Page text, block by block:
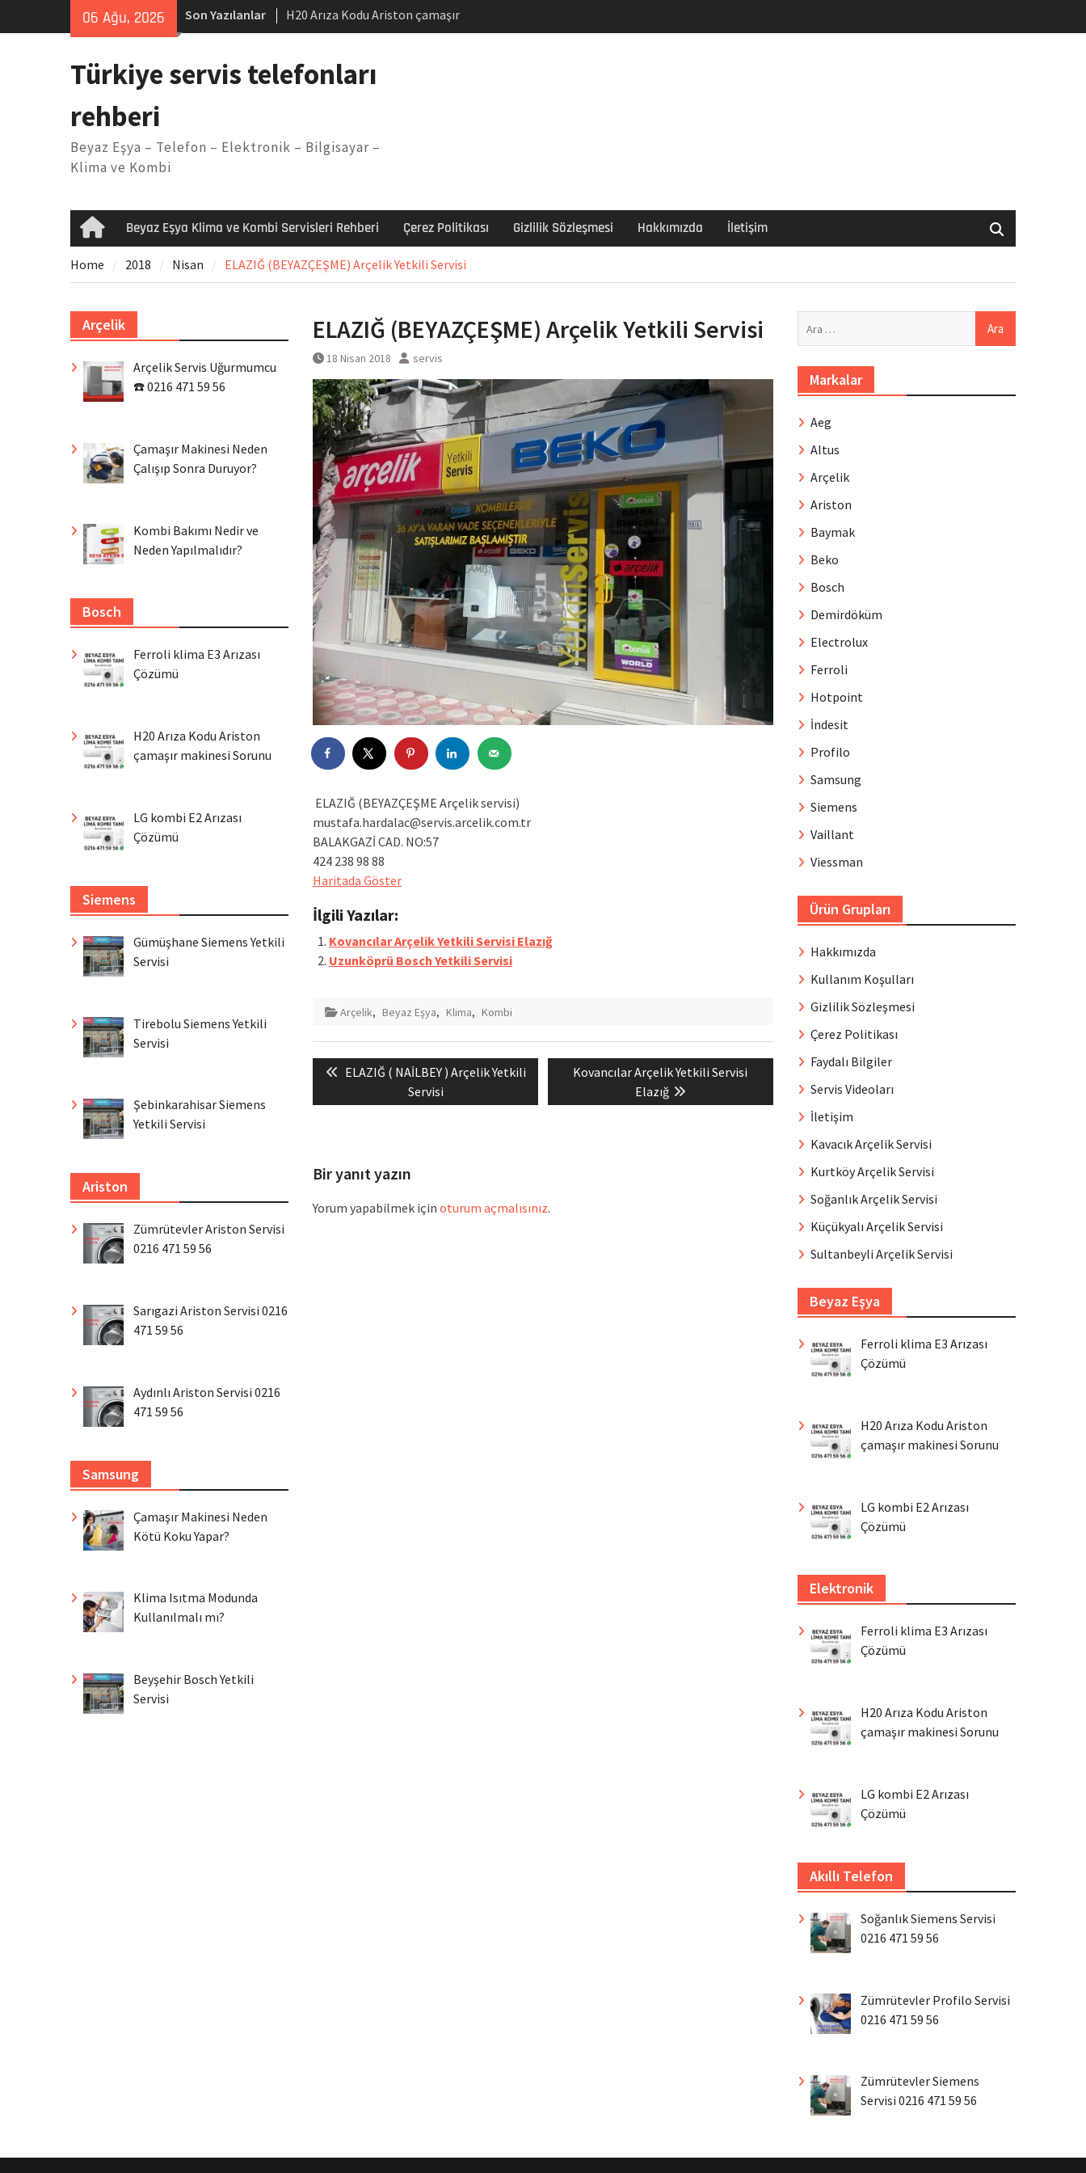
06 Ağu, 2026 Son Yazılanlar
H20 Arıza Kodu Ariston çamaşır
makinesi Sorunu
Arçelik buzdolabı F5 Hatası Çözüm
Ferroli klima E3 Arızası Çözümü
Türkiye servis telefonları
rehberi
Beyaz Eşya – Telefon – Elektronik – Bilgisayar –
Klima ve Kombi
HomeBeyaz Eşya Klima ve Kombi Servisleri Rehberi Çerez Politikası Gizlilik Sözleşmesi Hakkımızda İletişim
Home 2018 Nisan ELAZIĞ (BEYAZÇEŞME) Arçelik Yetkili Servisi
ELAZIĞ (BEYAZÇEŞME) Arçelik Yetkili Servisi
18 Nisan 2018 servis
ELAZIĞ (BEYAZÇEŞME Arçelik servisi)
mustafa.hardalac@servis.arcelik.com.tr
BALAKGAZİ CAD. NO:57
424 238 98 88
Haritada Göster
İlgili Yazılar:
Kovancılar Arçelik Yetkili Servisi Elazığ
Uzunköprü Bosch Yetkili Servisi
Arçelik, Beyaz Eşya, Klima, Kombi
Yazı
gezinmesi
Previous
ELAZIĞ ( NAİLBEY ) Arçelik Yetkili
Servisi
Next
Kovancılar Arçelik Yetkili Servisi
Elazığ
Bir yanıt yazın
Yorum yapabilmek için oturum açmalısınız.
Markalar
Aeg
Altus
Arçelik
Ariston
Baymak
Beko
Bosch
Demirdöküm
Electrolux
Ferroli
Hotpoint
İndesit
Profilo
Samsung
Siemens
Vaillant
Viessman
Ürün Grupları
Hakkımızda
Kullanım Koşulları
Gizlilik Sözleşmesi
Çerez Politikası
Faydalı Bilgiler
Servis Videoları
İletişim
Kavacık Arçelik Servisi
Kurtköy Arçelik Servisi
Soğanlık Arçelik Servisi
Küçükyalı Arçelik Servisi
Sultanbeyli Arçelik Servisi
Beyaz Eşya
Ferroli klima E3 Arızası
Çözümü
H20 Arıza Kodu Ariston
çamaşır makinesi Sorunu
LG kombi E2 Arızası
Çözümü
Elektronik
Ferroli klima E3 Arızası
Çözümü
H20 Arıza Kodu Ariston
çamaşır makinesi Sorunu
LG kombi E2 Arızası
Çözümü
Akıllı Telefon
Soğanlık Siemens Servisi
0216 471 59 56
Zümrütevler Profilo Servisi
0216 471 59 56
Zümrütevler Siemens
Servisi 0216 471 59 56
Arçelik
Arçelik Servis Uğurmumcu
☎️ 0216 471 59 56
Çamaşır Makinesi Neden
Çalışıp Sonra Duruyor?
Kombi Bakımı Nedir ve
Neden Yapılmalıdır?
Bosch
Ferroli klima E3 Arızası
Çözümü
H20 Arıza Kodu Ariston
çamaşır makinesi Sorunu
LG kombi E2 Arızası
Çözümü
Siemens
Gümüşhane Siemens Yetkili
Servisi
Tirebolu Siemens Yetkili
Servisi
Şebinkarahisar Siemens
Yetkili Servisi
Ariston
Zümrütevler Ariston Servisi
0216 471 59 56
Sarıgazi Ariston Servisi 0216
471 59 56
Aydınlı Ariston Servisi 0216
471 59 56
Samsung
Çamaşır Makinesi Neden
Kötü Koku Yapar?
Klima Isıtma Modunda
Kullanılmalı mı?
Beyşehir Bosch Yetkili
Servisi